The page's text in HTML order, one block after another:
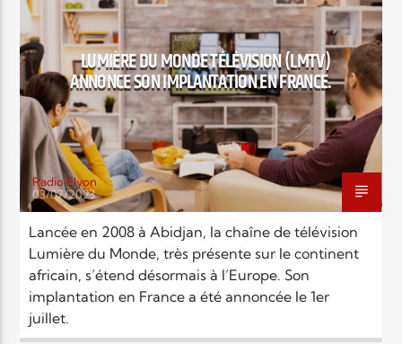
TITRE
ARTISTE
Radio Elyon
Elyon Rhema
LUMIÈRE DU MONDE TÉLÉVISION (LMTV)
ANNONCE SON IMPLANTATION EN FRANCE.
Radio Elyon
03/07/2023
Lancée en 2008 à Abidjan, la chaîne de télévision
Lumière du Monde, très présente sur le continent
africain, s’étend désormais à l’Europe. Son
implantation en France a été annoncée le 1er
juillet.